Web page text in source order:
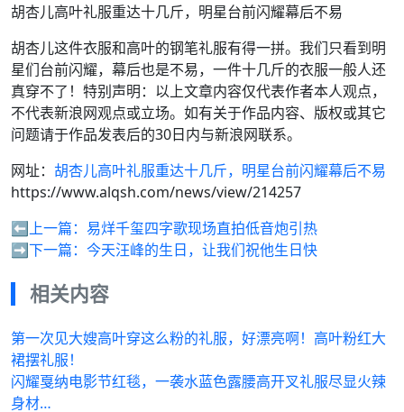
胡杏儿高叶礼服重达十几斤，明星台前闪耀幕后不易
胡杏儿这件衣服和高叶的钢笔礼服有得一拼。我们只看到明
星们台前闪耀，幕后也是不易，一件十几斤的衣服一般人还
真穿不了！特别声明：以上文章内容仅代表作者本人观点，
不代表新浪网观点或立场。如有关于作品内容、版权或其它
问题请于作品发表后的30日内与新浪网联系。
网址： 胡杏儿高叶礼服重达十几斤，明星台前闪耀幕后不易
https://www.alqsh.com/news/view/214257
⬅️上一篇： 易烊千玺四字歌现场直拍低音炮引热
➡️下一篇： 今天汪峰的生日，让我们祝他生日快
相关内容
第一次见大嫂高叶穿这么粉的礼服，好漂亮啊！高叶粉红大
裙摆礼服！
闪耀戛纳电影节红毯，一袭水蓝色露腰高开叉礼服尽显火辣
身材…